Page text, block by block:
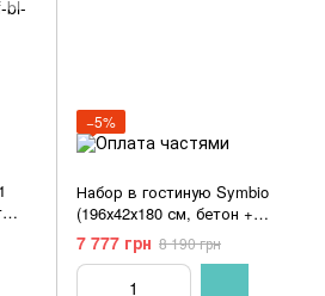
−5%
Набор в гостиную Symbio
(196х42х180 см, бетон +
белый)
7 777 грн 8 190 грн